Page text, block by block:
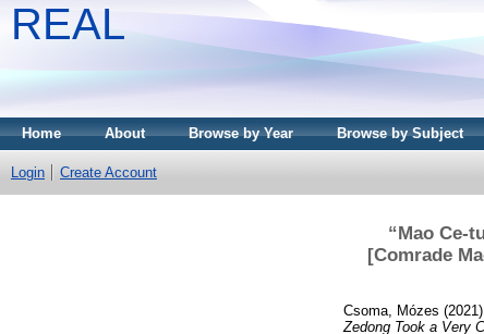
REAL
Home About Browse by Year Browse by Subject
Login Create Account
“Mao Ce-
[Comrade
Csoma, Mózes (2021)
Zedong Took a Very